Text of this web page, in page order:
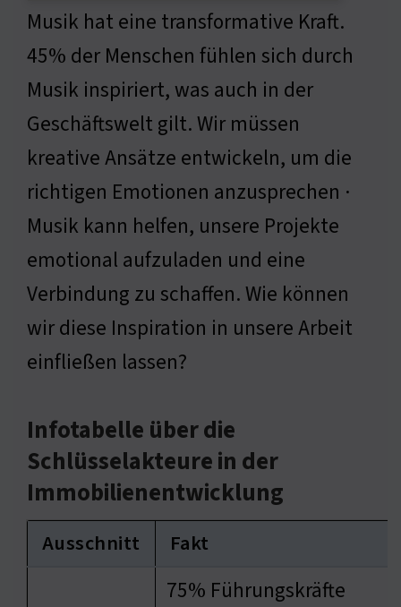
Musik hat eine transformative Kraft.
45% der Menschen fühlen sich durch
Musik inspiriert, was auch in der
Geschäftswelt gilt. Wir müssen
kreative Ansätze entwickeln, um die
richtigen Emotionen anzusprechen ·
Musik kann helfen, unsere Projekte
emotional aufzuladen und eine
Verbindung zu schaffen. Wie können
wir diese Inspiration in unsere Arbeit
einfließen lassen?
Infotabelle über die
Schlüsselakteure in der
Immobilienentwicklung
Ausschnitt Fakt
75% Führungskräfte